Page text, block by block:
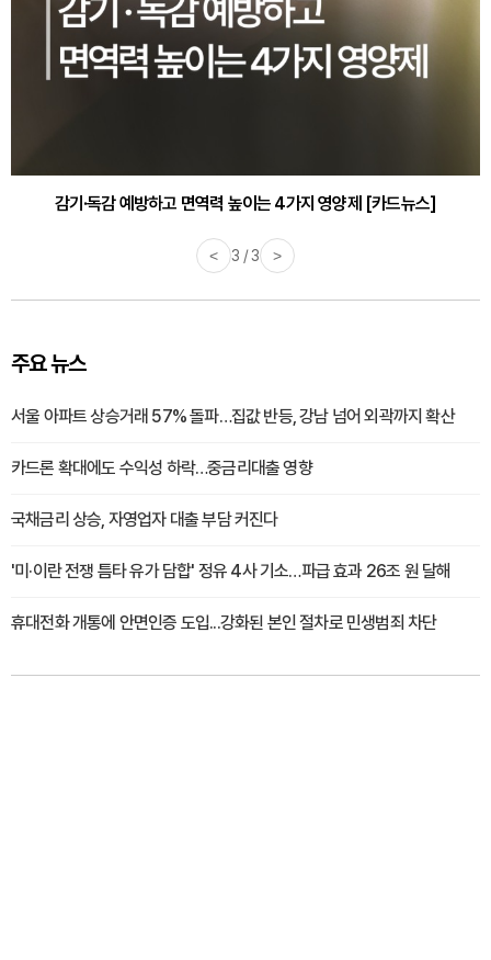
감기·독감 예방하고 면역력 높이는 4가지 영양제 [카드뉴스]
< 3 / 3 >
주요 뉴스
서울 아파트 상승거래 57% 돌파…집값 반등, 강남 넘어 외곽까지 확산
카드론 확대에도 수익성 하락…중금리대출 영향
국채금리 상승, 자영업자 대출 부담 커진다
'미·이란 전쟁 틈타 유가 담합' 정유 4사 기소…파급 효과 26조 원 달해
휴대전화 개통에 안면인증 도입...강화된 본인 절차로 민생범죄 차단